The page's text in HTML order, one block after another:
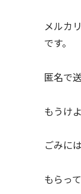
メルカ
です。
匿名で
もうけ
ごみに
もらっ